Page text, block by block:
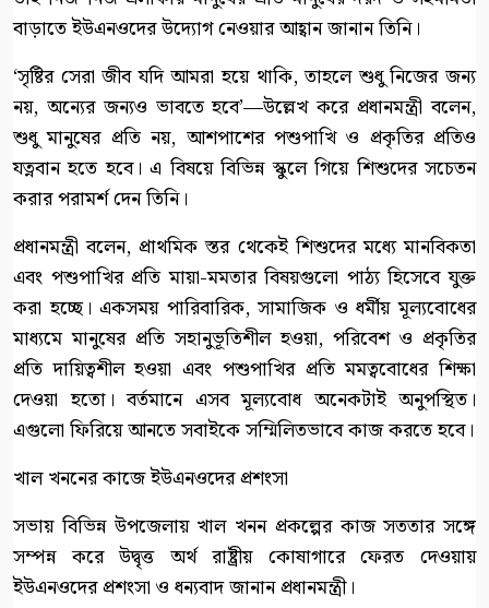
বাড়াতে ইউএনওদের উদ্যোগ নেওয়ার আহ্বান জানান তিনি।
‘সৃষ্টির সেরা জীব যদি আমরা হয়ে থাকি, তাহলে শুধু নিজের জন্য
নয়, অন্যের জন্যও ভাবতে হবে’—উল্লেখ করে প্রধানমন্ত্রী বলেন,
শুধু মানুষের প্রতি নয়, আশপাশের পশুপাখি ও প্রকৃতির প্রতিও
যত্নবান হতে হবে। এ বিষয়ে বিভিন্ন স্কুলে গিয়ে শিশুদের সচেতন
করার পরামর্শ দেন তিনি।
প্রধানমন্ত্রী বলেন, প্রাথমিক স্তর থেকেই শিশুদের মধ্যে মানবিকতা
এবং পশুপাখির প্রতি মায়া-মমতার বিষয়গুলো পাঠ্য হিসেবে যুক্ত
করা হচ্ছে। একসময় পারিবারিক, সামাজিক ও ধর্মীয় মূল্যবোধের
মাধ্যমে মানুষের প্রতি সহানুভূতিশীল হওয়া, পরিবেশ ও প্রকৃতির
প্রতি দায়িত্বশীল হওয়া এবং পশুপাখির প্রতি মমত্ববোধের শিক্ষা
দেওয়া হতো। বর্তমানে এসব মূল্যবোধ অনেকটাই অনুপস্থিত।
এগুলো ফিরিয়ে আনতে সবাইকে সম্মিলিতভাবে কাজ করতে হবে।
খাল খননের কাজে ইউএনওদের প্রশংসা
সভায় বিভিন্ন উপজেলায় খাল খনন প্রকল্পের কাজ সততার সঙ্গে
সম্পন্ন করে উদ্বৃত্ত অর্থ রাষ্ট্রীয় কোষাগারে ফেরত দেওয়ায়
ইউএনওদের প্রশংসা ও ধন্যবাদ জানান প্রধানমন্ত্রী।